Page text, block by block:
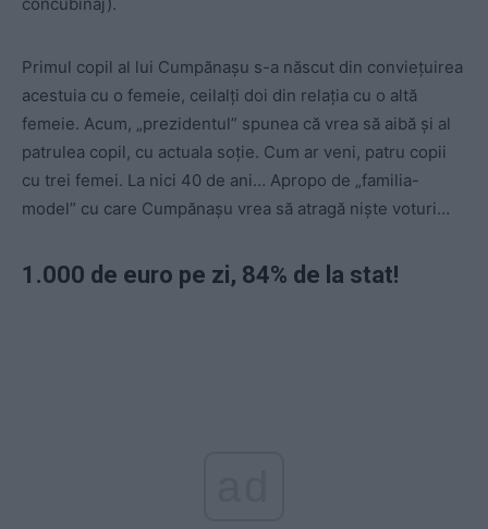
Primul copil al lui Cumpănașu s-a născut din conviețuirea
acestuia cu o femeie, ceilalți doi din relația cu o altă
femeie. Acum, „prezidentul” spunea că vrea să aibă și al
patrulea copil, cu actuala soție. Cum ar veni, patru copii
cu trei femei. La nici 40 de ani… Apropo de „familia-
model” cu care Cumpănașu vrea să atragă niște voturi…
1.000 de euro pe zi, 84% de la stat!